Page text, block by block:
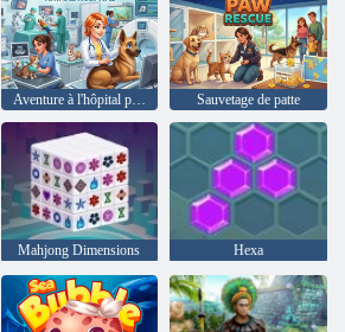
Aventure à l'hôpital pour animaux de docteur pour animaux de compagnie Sauvetage de patte
Mahjong Dimensions Hexa